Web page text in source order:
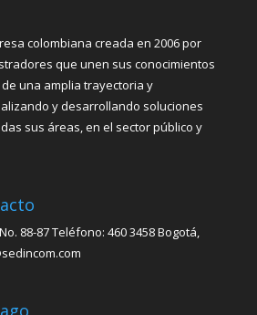
colombiana creada en 2006 por
que unen sus conocimientos
una amplia trayectoria y
y desarrollando soluciones
sus áreas, en el sector público y
88-87 Teléfono: 460 3458 Bogotá,